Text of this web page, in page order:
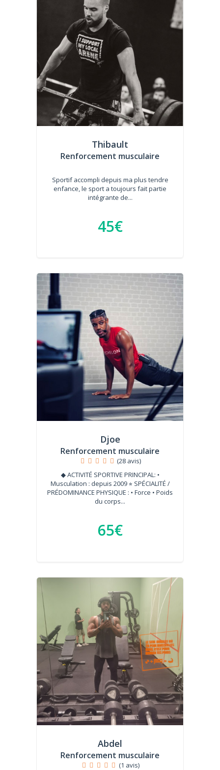
Thibault
Renforcement musculaire
Sportif accompli depuis ma plus tendre
enfance, le sport a toujours fait partie
intégrante de...
45€
Djoe
Renforcement musculaire
(28 avis)
◆ ACTIVITÉ SPORTIVE PRINCIPAL: •
Musculation : depuis 2009 ⭐︎ SPÉCIALITÉ /
PRÉDOMINANCE PHYSIQUE : • Force • Poids
du corps...
65€
Abdel
Renforcement musculaire
(1 avis)